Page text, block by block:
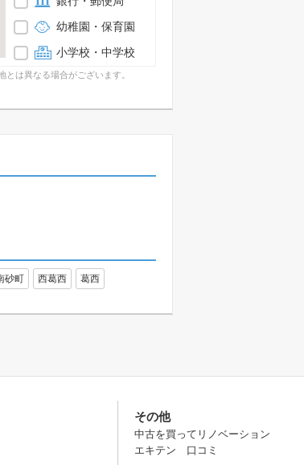
幼稚園・保育園
小学校・中学校
は異なる場合がございます。
砂町 西葛西 葛西
その他
中古を買ってリノベーション
エキテン 口コミ